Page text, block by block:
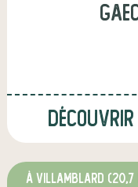
Découvrir
à Villamblard (20,7